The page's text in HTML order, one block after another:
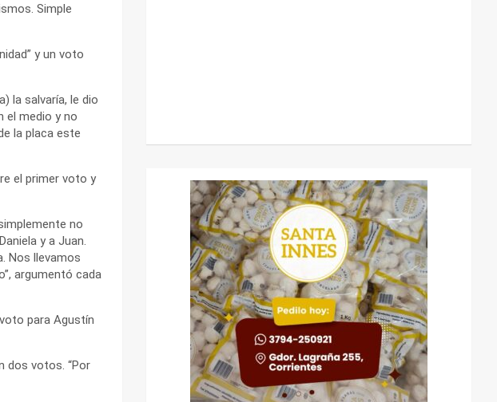
Simple
y un voto
la salvaría, le dio
el medio y no
la placa este
el primer voto y
no
y a Juan.
Nos llevamos
argumentó cada
para Agustín
dos votos. “Por